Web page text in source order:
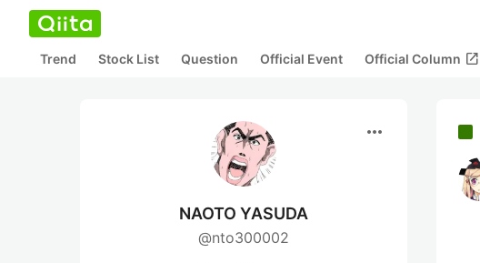
Trend Stock List Question Official Event Official Column open_in_new
more_horiz
NAOTO YASUDA
@nto300002